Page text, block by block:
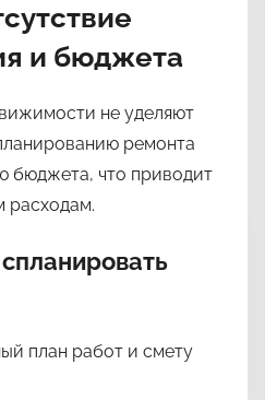
и бюджета
не уделяют
ремонта
бюджета, что приводит
расходам.
план работ и смету